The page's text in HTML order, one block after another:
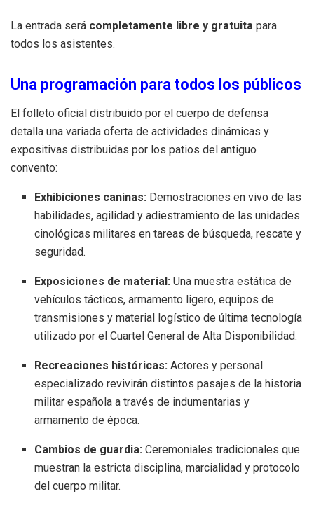
La entrada será completamente libre y gratuita para
todos los asistentes.
Una programación para todos los públicos
El folleto oficial distribuido por el cuerpo de defensa
detalla una variada oferta de actividades dinámicas y
expositivas distribuidas por los patios del antiguo
convento:
Exhibiciones caninas: Demostraciones en vivo de las
habilidades, agilidad y adiestramiento de las unidades
cinológicas militares en tareas de búsqueda, rescate y
seguridad.
Exposiciones de material: Una muestra estática de
vehículos tácticos, armamento ligero, equipos de
transmisiones y material logístico de última tecnología
utilizado por el Cuartel General de Alta Disponibilidad.
Recreaciones históricas: Actores y personal
especializado revivirán distintos pasajes de la historia
militar española a través de indumentarias y
armamento de época.
Cambios de guardia: Ceremoniales tradicionales que
muestran la estricta disciplina, marcialidad y protocolo
del cuerpo militar.